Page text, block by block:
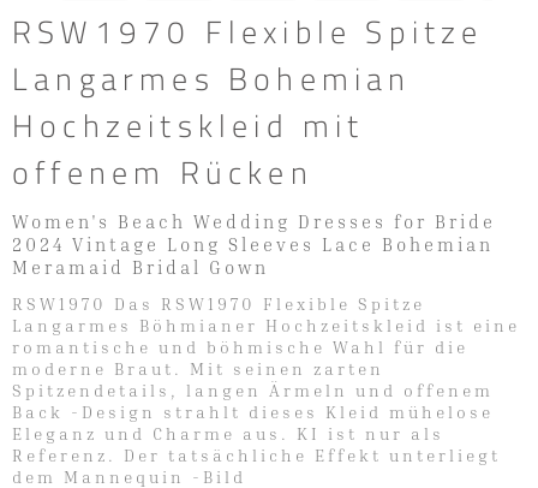
RSW1970 Flexible Spitze
Langarmes Bohemian
Hochzeitskleid mit
offenem Rücken
Women's Beach Wedding Dresses for Bride
2024 Vintage Long Sleeves Lace Bohemian
Meramaid Bridal Gown
RSW1970 Das RSW1970 Flexible Spitze
Langarmes Böhmianer Hochzeitskleid ist eine
romantische und böhmische Wahl für die
moderne Braut. Mit seinen zarten
Spitzendetails, langen Ärmeln und offenem
Back -Design strahlt dieses Kleid mühelose
Eleganz und Charme aus. KI ist nur als
Referenz. Der tatsächliche Effekt unterliegt
dem Mannequin -Bild